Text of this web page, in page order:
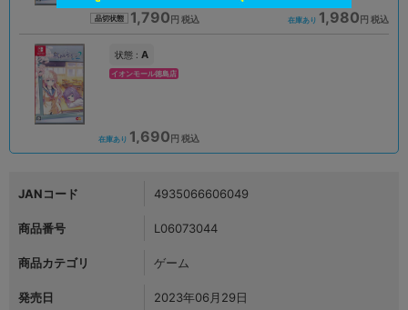
品切状態 1,790円 税込 在庫あり 1,980円 税込
状態 : A
イオンモール徳島店
在庫あり 1,690円 税込
JANコード 4935066606049
商品番号 L06073044
商品カテゴリ ゲーム
発売日 2023年06月29日